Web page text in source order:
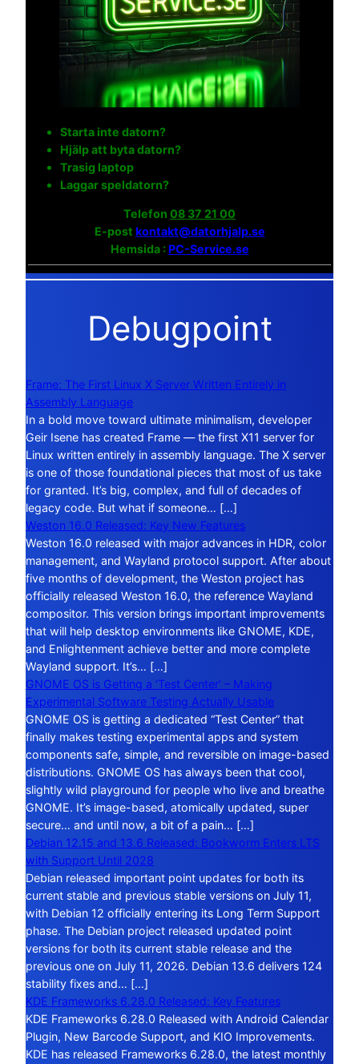
Starta inte datorn?
Hjälp att byta datorn?
Trasig laptop
Laggar speldatorn?
Telefon 08 37 21 00
E-post kontakt@datorhjalp.se
Hemsida :PC-Service.se
Debugpoint
Frame: The First Linux X Server Written Entirely in
Assembly Language
In a bold move toward ultimate minimalism, developer
Geir Isene has created Frame — the first X11 server for
Linux written entirely in assembly language. The X server
is one of those foundational pieces that most of us take
for granted. It’s big, complex, and full of decades of
legacy code. But what if someone… […]
Weston 16.0 Released: Key New Features
Weston 16.0 released with major advances in HDR, color
management, and Wayland protocol support. After about
five months of development, the Weston project has
officially released Weston 16.0, the reference Wayland
compositor. This version brings important improvements
that will help desktop environments like GNOME, KDE,
and Enlightenment achieve better and more complete
Wayland support. It’s… […]
GNOME OS is Getting a ‘Test Center’ – Making
Experimental Software Testing Actually Usable
GNOME OS is getting a dedicated “Test Center” that
finally makes testing experimental apps and system
components safe, simple, and reversible on image-based
distributions. GNOME OS has always been that cool,
slightly wild playground for people who live and breathe
GNOME. It’s image-based, atomically updated, super
secure… and until now, a bit of a pain… […]
Debian 12.15 and 13.6 Released: Bookworm Enters LTS
with Support Until 2028
Debian released important point updates for both its
current stable and previous stable versions on July 11,
with Debian 12 officially entering its Long Term Support
phase. The Debian project released updated point
versions for both its current stable release and the
previous one on July 11, 2026. Debian 13.6 delivers 124
stability fixes and… […]
KDE Frameworks 6.28.0 Released: Key Features
KDE Frameworks 6.28.0 Released with Android Calendar
Plugin, New Barcode Support, and KIO Improvements.
KDE has released Frameworks 6.28.0, the latest monthly